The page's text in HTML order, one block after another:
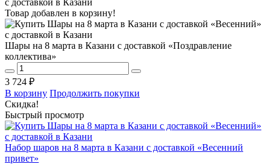
Товар добавлен в корзину!
Шары на 8 марта в Казани с доставкой «Поздравление
коллектива»
3 724 ₽
В корзину Продолжить покупки
Скидка!
Быстрый просмотр
Набор шаров на 8 марта в Казани с доставкой «Весенний
привет»